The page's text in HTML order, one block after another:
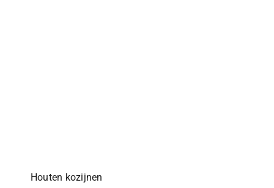
Houten kozijnen